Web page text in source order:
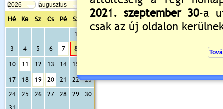
Hé Ke Sz Cs Pé Sz
Va
1
3
4 5 6 7 8
10 11 12 13 14 15
17 18 19 20 21 22
23
24
25 26 27 28 29
30
31